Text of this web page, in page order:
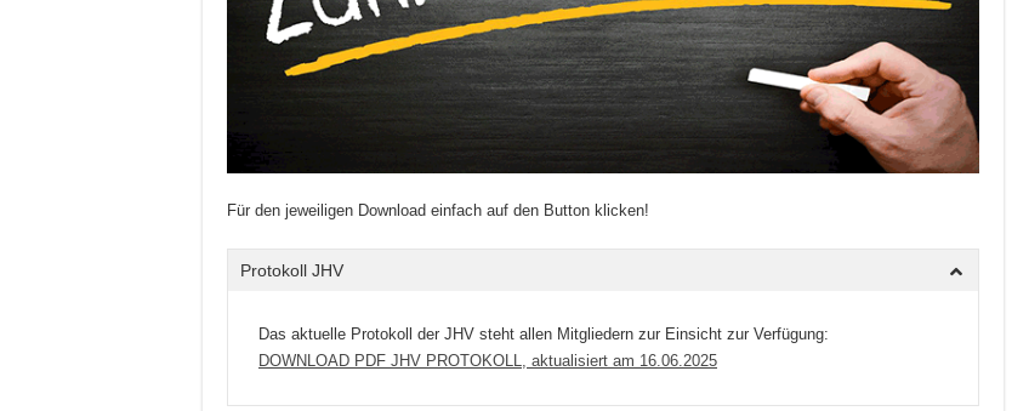
Für den jeweiligen Download einfach auf den Button klicken!
Protokoll JHV
Das aktuelle Protokoll der JHV steht allen Mitgliedern zur Einsicht zur Verfügung:
DOWNLOAD PDF JHV PROTOKOLL, aktualisiert am 16.06.2025